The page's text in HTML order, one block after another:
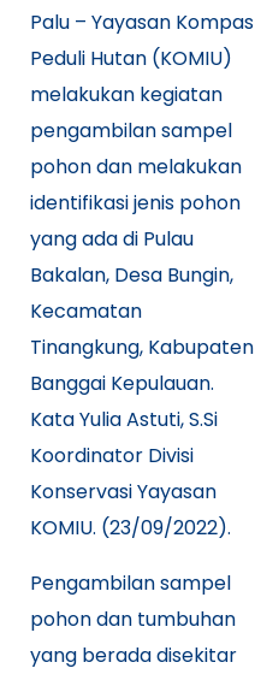
Palu – Yayasan Kompas
Peduli Hutan (KOMIU)
melakukan kegiatan
pengambilan sampel
pohon dan melakukan
identifikasi jenis pohon
yang ada di Pulau
Bakalan, Desa Bungin,
Kecamatan
Tinangkung, Kabupaten
Banggai Kepulauan.
Kata Yulia Astuti, S.Si
Koordinator Divisi
Konservasi Yayasan
KOMIU. (23/09/2022).
Pengambilan sampel
pohon dan tumbuhan
yang berada disekitar